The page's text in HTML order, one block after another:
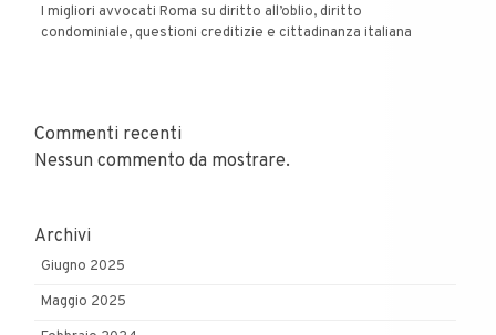
I migliori avvocati Roma su diritto all’oblio, diritto
condominiale, questioni creditizie e cittadinanza italiana
Commenti recenti
Nessun commento da mostrare.
Archivi
Giugno 2025
Maggio 2025